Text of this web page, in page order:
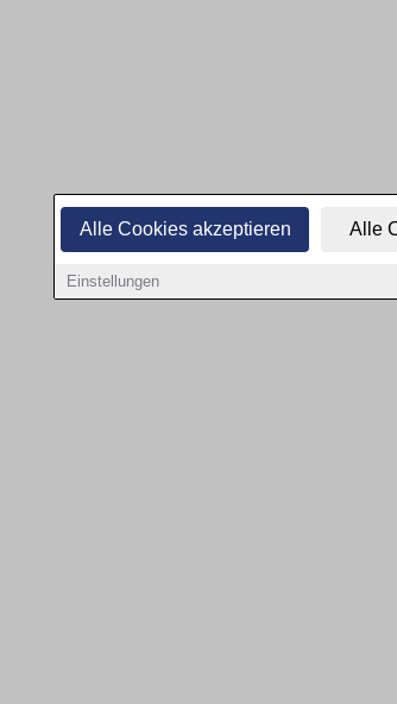
Alle Cookies akzeptieren Alle
Einstellungen